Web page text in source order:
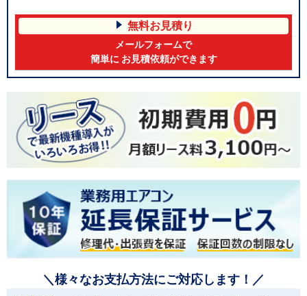
無料お見積り
メールフォームで
簡単に お見積依頼ができます
＼様々なお支払方法にご対応します！／